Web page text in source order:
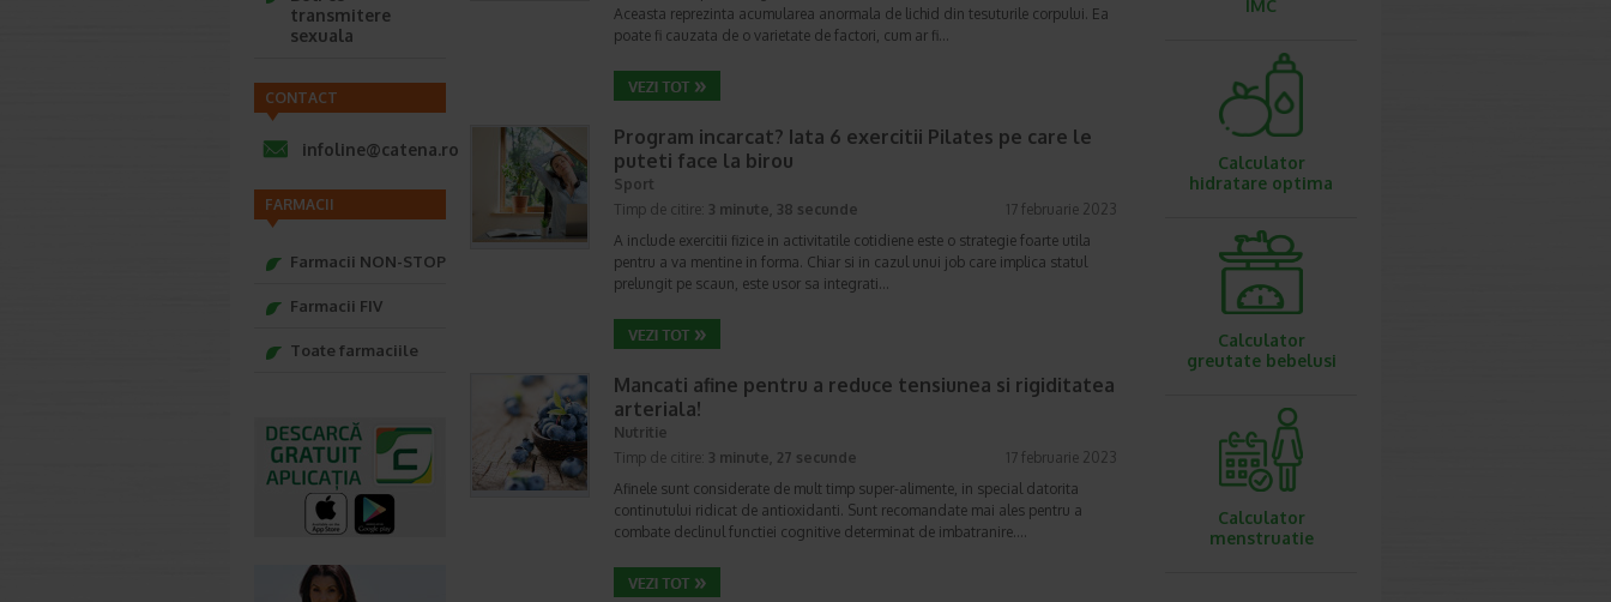
Aceasta reprezinta acumularea anormala de lichid din tesuturile corpului. Ea
poate fi cauzata de o varietate de factori, cum ar fi…
Program incarcat? Iata 6 exercitii Pilates pe care le
puteti face la birou
Sport
Timp de citire: 3 minute, 38 secunde
17 februarie 2023
A include exercitii fizice in activitatile cotidiene este o strategie foarte utila
pentru a va mentine in forma. Chiar si in cazul unui job care implica statul
prelungit pe scaun, este usor sa integrati…
Mancati afine pentru a reduce tensiunea si rigiditatea
arteriala!
Nutritie
Timp de citire: 3 minute, 27 secunde
17 februarie 2023
Afinele sunt considerate de mult timp super-alimente, in special datorita
continutului ridicat de antioxidanti. Sunt recomandate mai ales pentru a
combate declinul functiei cognitive determinat de imbatranire.…
transmitere
sexuala
CONTACT
infoline@catena.ro
FARMACII
Farmacii NON-STOP
Farmacii FIV
Toate farmaciile
IMC
Calculator
hidratare optima
Calculator
greutate bebelusi
Calculator
menstruatie